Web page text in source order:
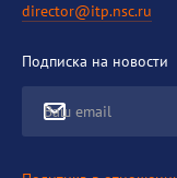
director@itp.nsc.ru
Подписка на новости
Ваш email